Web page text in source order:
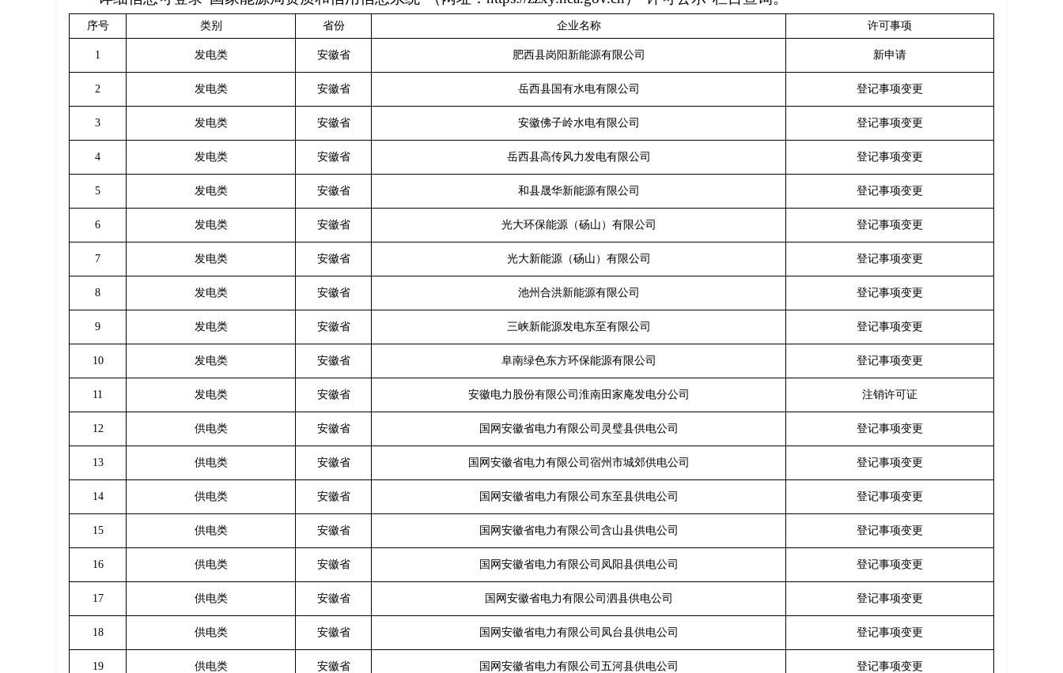
序号 类别 省份 企业名称 许可事项
1 发电类 安徽省 肥西县岗阳新能源有限公司 新申请
2 发电类 安徽省 岳西县国有水电有限公司 登记事项变更
3 发电类 安徽省 安徽佛子岭水电有限公司 登记事项变更
4 发电类 安徽省 岳西县高传风力发电有限公司 登记事项变更
5 发电类 安徽省 和县晟华新能源有限公司 登记事项变更
6 发电类 安徽省 光大环保能源（砀山）有限公司 登记事项变更
7 发电类 安徽省 光大新能源（砀山）有限公司 登记事项变更
8 发电类 安徽省 池州合洪新能源有限公司 登记事项变更
9 发电类 安徽省 三峡新能源发电东至有限公司 登记事项变更
10 发电类 安徽省 阜南绿色东方环保能源有限公司 登记事项变更
11 发电类 安徽省 安徽电力股份有限公司淮南田家庵发电分公司 注销许可证
12 供电类 安徽省 国网安徽省电力有限公司灵璧县供电公司 登记事项变更
13 供电类 安徽省 国网安徽省电力有限公司宿州市城郊供电公司 登记事项变更
14 供电类 安徽省 国网安徽省电力有限公司东至县供电公司 登记事项变更
15 供电类 安徽省 国网安徽省电力有限公司含山县供电公司 登记事项变更
16 供电类 安徽省 国网安徽省电力有限公司凤阳县供电公司 登记事项变更
17 供电类 安徽省 国网安徽省电力有限公司泗县供电公司 登记事项变更
18 供电类 安徽省 国网安徽省电力有限公司凤台县供电公司 登记事项变更
19 供电类 安徽省 国网安徽省电力有限公司五河县供电公司 登记事项变更